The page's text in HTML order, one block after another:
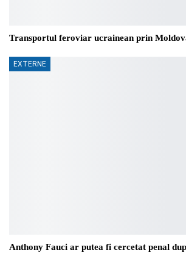
Transportul feroviar ucrainean prin
EXTERNE
Anthony Fauci ar putea fi cercetat penal